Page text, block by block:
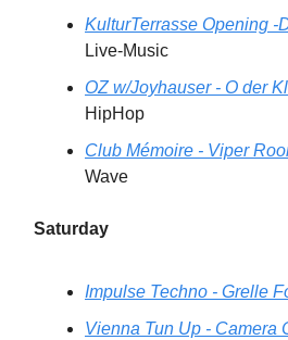
KulturTerrasse Opening -
Live-Music
OZ w/Joyhauser - O der
HipHop
Club Mémoire - Viper
Wave
Saturday
Impulse Techno - Grelle
Vienna Tun Up - Camera